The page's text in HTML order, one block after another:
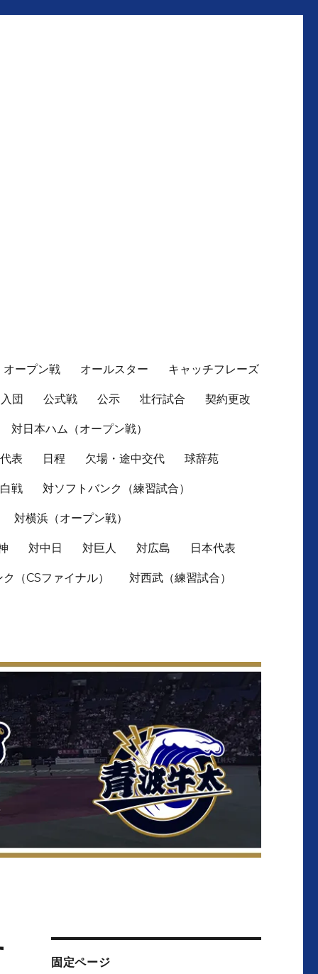
オープン戦 オールスター キャッチフレーズ
入団 公式戦 公示 壮行試合 契約更改
対日本ハム（オープン戦）
表 日程 欠場・途中交代 球辞苑
戦 対ソフトバンク（練習試合）
対横浜（オープン戦）
対中日 対巨人 対広島 日本代表
（CSファイナル） 対西武（練習試合）
固定ページ